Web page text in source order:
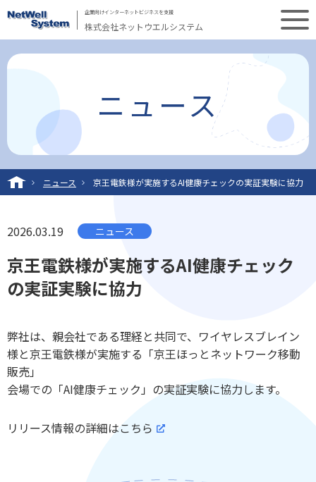
企業向けインターネットビジネスを支援
株式会社ネットウエルシステム
ニュース
ニュース 京王電鉄様が実施するAI健康チェックの実証実験に協力
2026.03.19 ニュース
京王電鉄様が実施するAI健康チェック
の実証実験に協力
弊社は、親会社である理経と共同で、ワイヤレスブレイン
様と京王電鉄様が実施する「京王ほっとネットワーク移動
販売」
会場での「AI健康チェック」の実証実験に協力します。
リリース情報の詳細はこちら